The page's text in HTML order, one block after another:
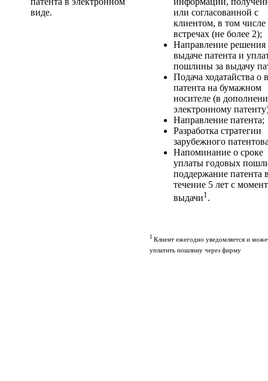
виде.
или согласованной с
клиентом, в том числе
встречах (не более 2);
Направление решения
выдаче патента и
пошлины за выдачу
Подача ходатайства о
патента на бумажном
носителе (в
электронному
Направление патента;
Разработка стратегии
зарубежного
Напоминание о сроке
уплаты годовых
поддержание патента
течение 5 лет с
выдачи1 .
1 Клиент ежегодно уведомляется и
уплатить пошлину через фирму